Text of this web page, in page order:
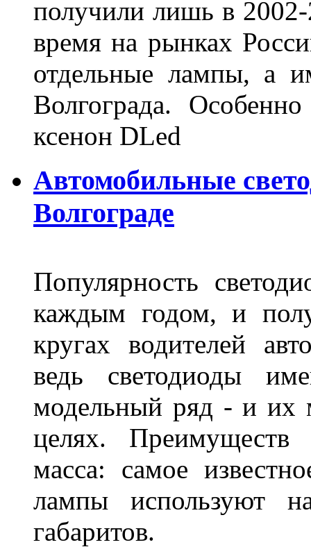
получили лишь в
время на рынках
отдельные лампы, а
Волгограда.
ксенон DLed
Автомобильные
Волгограде
Популярность
каждым годом, и
кругах водителей
ведь светодиоды
модельный ряд - и их
целях.
масса: самое
лампы используют
габаритов.